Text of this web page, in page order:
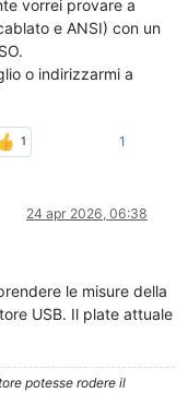
vorrei provare a
e ANSI) con un
o indirizzarmi a
1
24 apr 2026, 06:38
le misure della
USB. Il plate attuale
potesse rodere il